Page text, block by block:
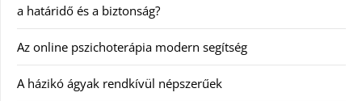
a határidő és a biztonság?
Az online pszichoterápia modern segítség
A házikó ágyak rendkívül népszerűek